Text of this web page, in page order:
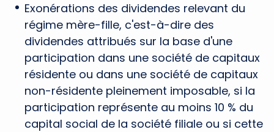
Exonérations des dividendes relevant du
régime mère-fille, c'est-à-dire des
dividendes attribués sur la base d'une
participation dans une société de capitaux
résidente ou dans une société de capitaux
non-résidente pleinement imposable, si la
participation représente au moins 10 % du
capital social de la société filiale ou si cette